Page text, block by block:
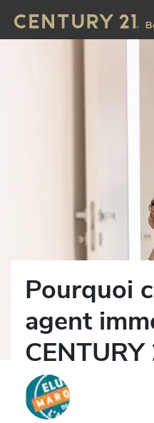
Pourquoi
agent
CENTURY